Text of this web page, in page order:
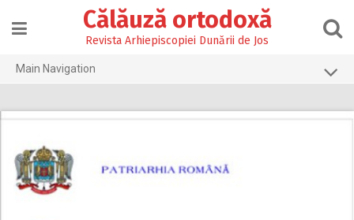
content
Călăuză ortodoxă
Revista Arhiepiscopiei Dunării de Jos
Main Navigation
2025
2024